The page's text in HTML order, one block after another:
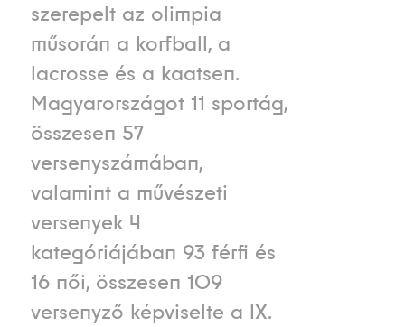
szerepelt az olimpia
műsorán a korfball, a
lacrosse és a kaatsen.
Magyarországot 11 sportág,
összesen 57
versenyszámában,
valamint a művészeti
versenyek 4
kategóriájában 93 férfi és
16 női, összesen 109
versenyző képviselte a IX.